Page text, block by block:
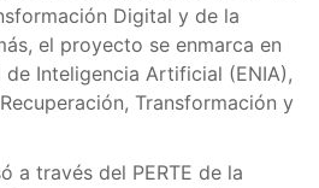
Digital y de la
el proyecto se enmarca en
Inteligencia Artificial (ENIA),
Transformación y
a través del PERTE de la